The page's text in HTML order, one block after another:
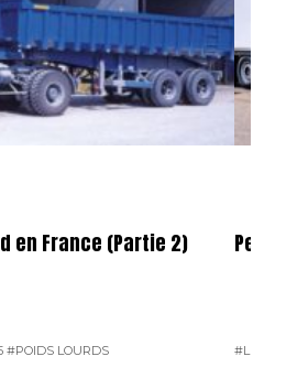
en France (Partie 2)
#POIDS LOURDS